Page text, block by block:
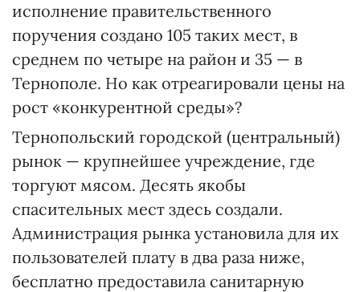
исполнение правительственного
поручения создано 105 таких мест, в
среднем по четыре на район и 35 — в
Тернополе. Но как отреагировали цены на
рост «конкурентной среды»?
Тернопольский городской (центральный)
рынок — крупнейшее учреждение, где
торгуют мясом. Десять якобы
спасительных мест здесь создали.
Администрация рынка установила для их
пользователей плату в два раза ниже,
бесплатно предоставила санитарную